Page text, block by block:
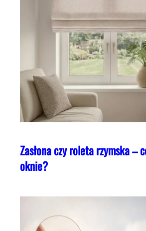
Zasłona czy roleta rzymska –
oknie?